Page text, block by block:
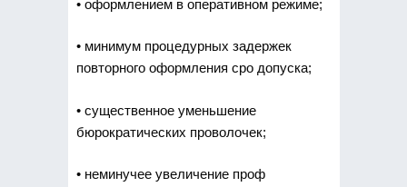
• оформлением в оперативном режиме;
• минимум процедурных задержек
повторного оформления сро допуска;
• существенное уменьшение
бюрократических проволочек;
• неминучее увеличение проф